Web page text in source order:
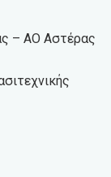
– ΑΟ Αστέρας